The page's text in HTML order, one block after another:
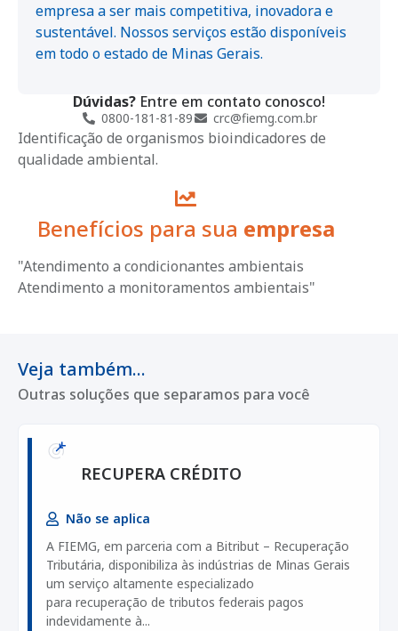
Identificação de organismos bioindicadores de
qualidade ambiental.
Benefícios para sua empresa
"Atendimento a condicionantes ambientais
Atendimento a monitoramentos ambientais"
empresa a ser mais competitiva, inovadora e
sustentável. Nossos serviços estão disponíveis
em todo o estado de Minas Gerais.
Dúvidas? Entre em contato conosco!
0800-181-81-89 crc@fiemg.com.br
Veja também...
Outras soluções que separamos para você
RECUPERA CRÉDITO
Não se aplica
A FIEMG, em parceria com a Bitribut – Recuperação
Tributária, disponibiliza às indústrias de Minas Gerais
um serviço altamente especializado
para recuperação de tributos federais pagos
indevidamente à...